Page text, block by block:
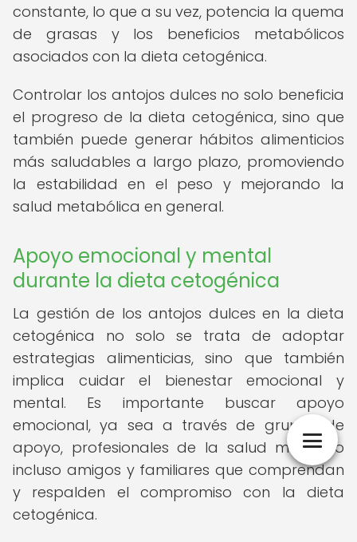
constante, lo que a su vez, potencia la quema
de grasas y los beneficios metabólicos
asociados con la dieta cetogénica.
Controlar los antojos dulces no solo beneficia
el progreso de la dieta cetogénica, sino que
también puede generar hábitos alimenticios
más saludables a largo plazo, promoviendo
la estabilidad en el peso y mejorando la
salud metabólica en general.
Apoyo emocional y mental
durante la dieta cetogénica
La gestión de los antojos dulces en la dieta
cetogénica no solo se trata de adoptar
estrategias alimenticias, sino que también
implica cuidar el bienestar emocional y
mental. Es importante buscar apoyo
emocional, ya sea a través de grupos de
apoyo, profesionales de la salud mental o
incluso amigos y familiares que comprendan
y respalden el compromiso con la dieta
cetogénica.